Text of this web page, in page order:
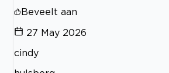
Beveelt aan
27 May 2026
cindy